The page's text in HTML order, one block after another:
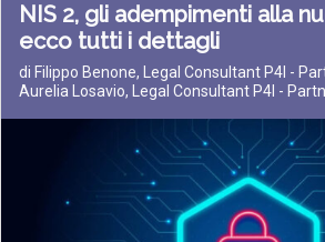
NIS 2, gli adempimenti alla
ecco tutti i dettagli
di Filippo Benone, Legal Consultant P4I -
Aurelia Losavio, Legal Consultant P4I -